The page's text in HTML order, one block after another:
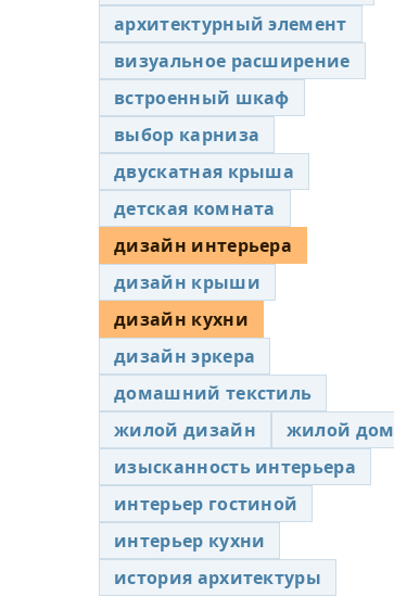
архитектурный элемент
визуальное расширение
встроенный шкаф
выбор карниза
двускатная крыша
детская комната
дизайн интерьера
дизайн крыши
дизайн кухни
дизайн эркера
домашний текстиль
жилой дизайн
жилой дом
изысканность интерьера
интерьер гостиной
интерьер кухни
история архитектуры